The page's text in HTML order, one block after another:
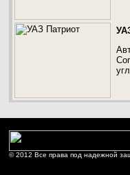
© 2012 Все права под надежной